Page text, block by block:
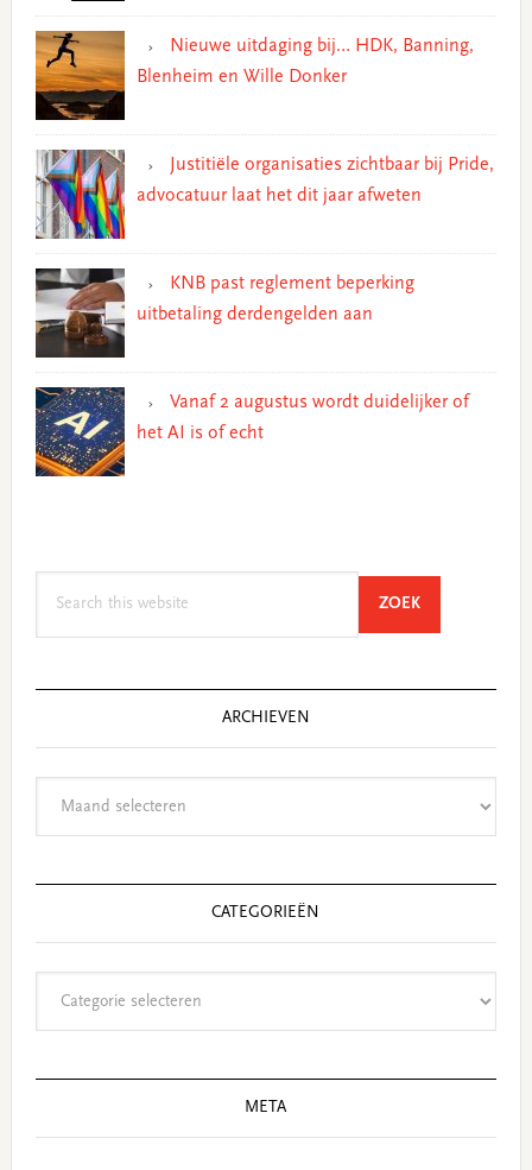
Nieuwe uitdaging bij… HDK, Banning,
Blenheim en Wille Donker
Justitiële organisaties zichtbaar bij Pride,
advocatuur laat het dit jaar afweten
KNB past reglement beperking
uitbetaling derdengelden aan
Vanaf 2 augustus wordt duidelijker of
het AI is of echt
ZOEKSEARCH
ARCHIEVEN
CATEGORIEËN
META